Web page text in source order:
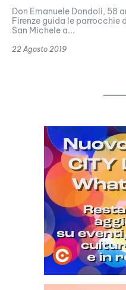
Don Emanuele Dondoli, 58
Firenze guida le parrocchie
San Michele a...
22 Agosto 2019